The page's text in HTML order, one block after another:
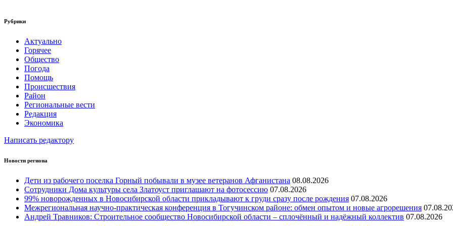
Рубрики
Актуально
Горячее
Общество
Погода
Помощь
Происшествия
Район
Региональные вести
Редакция
Экономика
Написать редактору
Новости региона
Дети из рабочего поселка Горный побывали в музее ветеранов Афганистана 08.08.2026
Сотрудники Дома культуры села Златоуст приглашают на фотосессию 07.08.2026
99% новорожденных в Новосибирской области прикладывают к груди сразу после рождения 07.08.2026
Межрегиональная научно‑практическая конференция в Тогучинском районе: обмен опытом и новые агрорешения
Андрей Травников: Строительное сообщество Новосибирской области – сплочённый и надёжный коллектив 07.08.2026